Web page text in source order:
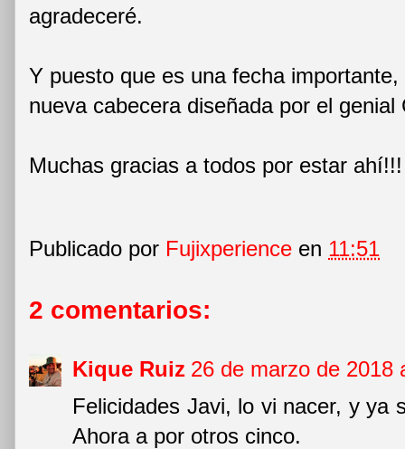
agradeceré.
Y puesto que es una fecha
nueva cabecera diseñada por el genial
Muchas gracias a todos por estar ahí!!!
Publicado por Fujixperience en 11:51
2 comentarios:
Kique Ruiz 26 de marzo de 2018
Felicidades Javi, lo vi nacer, y ya
Ahora a por otros cinco.